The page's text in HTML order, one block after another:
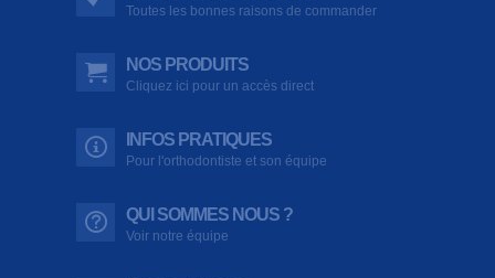
Toutes les bonnes raisons de commander
NOS PRODUITS
Cliquez ici pour un accès direct
INFOS PRATIQUES
Pour l'orthodontiste et son équipe
QUI SOMMES NOUS ?
Voir notre équipe